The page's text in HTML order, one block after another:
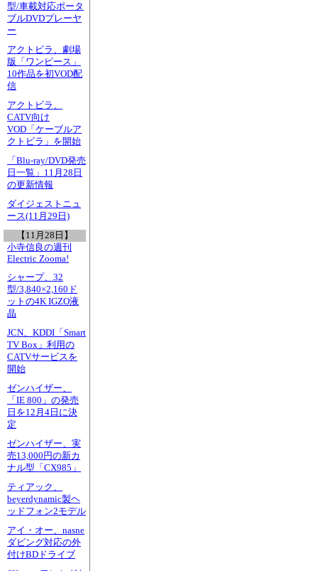
型/車載対応ポータ
ブルDVDプレーヤ
ー
アクトビラ、劇場
版「ワンピース」
10作品を初VOD配
信
アクトビラ、
CATV向け
VOD「ケーブルア
クトビラ」を開始
「Blu-ray/DVD発売
日一覧」11月28日
の更新情報
ダイジェストニュ
ース(11月29日)
【11月28日】
小寺信良の週刊
Electric Zooma!
シャープ、32
型/3,840×2,160ド
ットの4K IGZO液
晶
JCN、KDDI「Smart
TV Box」利用の
CATVサービスを
開始
ゼンハイザー、
「IE 800」の発売
日を12月4日に決
定
ゼンハイザー、実
売13,000円の新カ
ナル型「CX985」
ティアック、
beyerdynamic製ヘ
ッドフォン2モデル
アイ・オー、nasne
ダビング対応の外
付けBDドライブ